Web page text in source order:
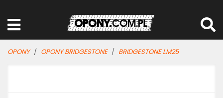
OPONY OPONY BRIDGESTONE BRIDGESTONE LM25